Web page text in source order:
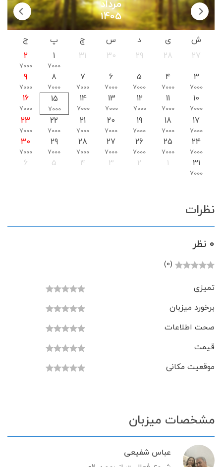
مرداد
1405
ش ی د س چ پ
ج
27
28
29
30
31
1
7000
2
7000
3
7000
4
7000
5
7000
6
7000
7
7000
8
7000
9
7000
10
7000
11
7000
12
7000
13
7000
14
7000
15
7000
16
7000
17
7000
18
7000
19
7000
20
7000
21
7000
22
7000
23
7000
24
7000
25
7000
26
7000
27
7000
28
7000
29
7000
30
7000
31
7000
1
2
3
4
5
6
نظرات
0 نظر
(0)
تمیزی
برخورد میزبان
صحت اطلاعات
قیمت
موقعیت مکانی
مشخصات میزبان
عباس شفیعی